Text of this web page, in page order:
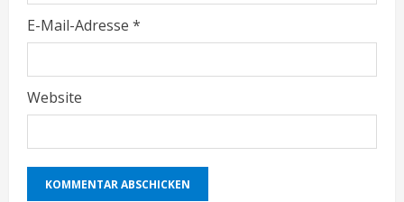
E-Mail-Adresse *
Website